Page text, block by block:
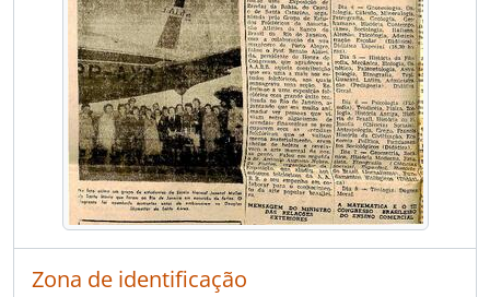
Zona de identificação